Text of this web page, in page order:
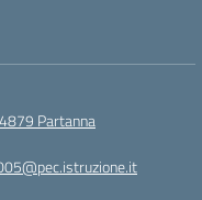
Partanna